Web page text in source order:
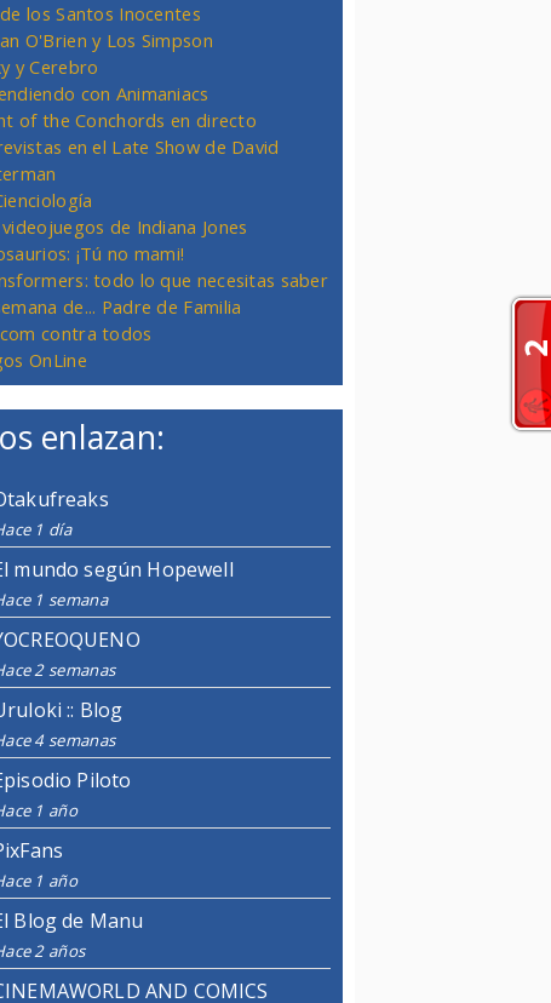
los Santos Inocentes
O'Brien y Los Simpson
y Cerebro
con Animaniacs
of the Conchords en directo
en el Late Show de David
de Indiana Jones
¡Tú no mami!
todo lo que necesitas saber
de... Padre de Familia
contra todos
OnLine
enlazan:
1 día
mundo según Hopewell
1 semana
2 semanas
:: Blog
4 semanas
Piloto
1 año
1 año
Blog de Manu
2 años
AND COMICS